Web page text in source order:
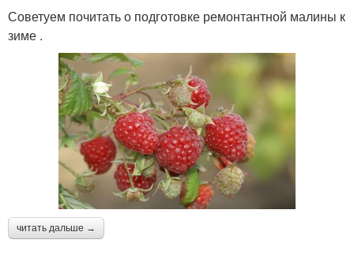
Советуем почитать о подготовке ремонтантной малины к
зиме .
читать дальше →